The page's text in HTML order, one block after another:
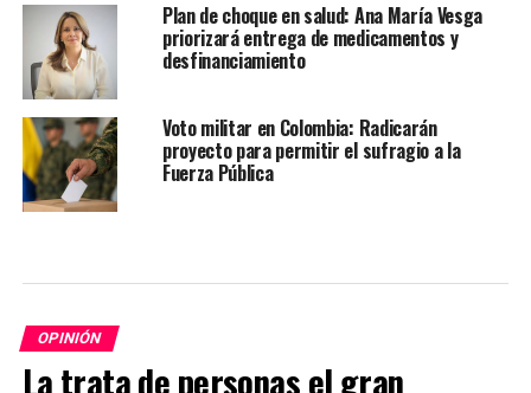
Plan de choque en salud: Ana María Vesga
priorizará entrega de medicamentos y
desfinanciamiento
Voto militar en Colombia: Radicarán
proyecto para permitir el sufragio a la
Fuerza Pública
OPINIÓN
La trata de personas el gran